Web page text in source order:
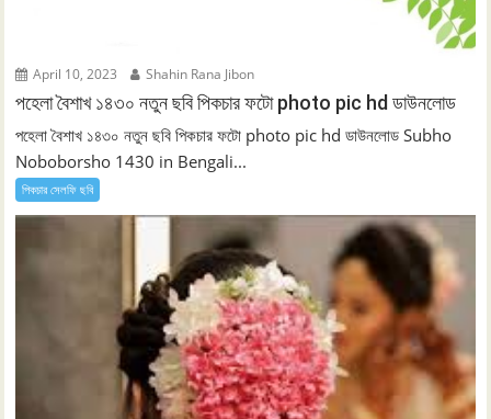
April 10, 2023 Shahin Rana Jibon
পহেলা বৈশাখ ১৪৩০ নতুন ছবি পিকচার ফটো photo pic hd ডাউনলোড
পহেলা বৈশাখ ১৪৩০ নতুন ছবি পিকচার ফটো photo pic hd ডাউনলোড Subho
Noboborsho 1430 in Bengali...
পিকচার সেলফি ছবি